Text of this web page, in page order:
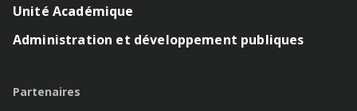
Unité Académique
Administration et développement publiques
Partenaires